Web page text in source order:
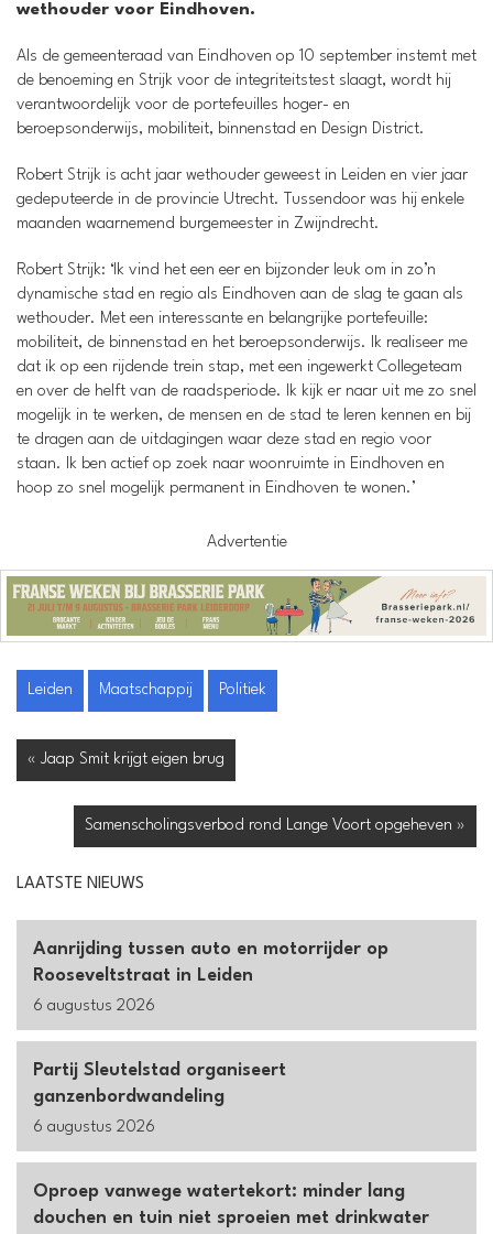
wethouder voor Eindhoven.
Als de gemeenteraad van Eindhoven op 10 september instemt met
de benoeming en Strijk voor de integriteitstest slaagt, wordt hij
verantwoordelijk voor de portefeuilles hoger- en
beroepsonderwijs, mobiliteit, binnenstad en Design District.
Robert Strijk is acht jaar wethouder geweest in Leiden en vier jaar
gedeputeerde in de provincie Utrecht. Tussendoor was hij enkele
maanden waarnemend burgemeester in Zwijndrecht.
Robert Strijk: ‘Ik vind het een eer en bijzonder leuk om in zo’n
dynamische stad en regio als Eindhoven aan de slag te gaan als
wethouder. Met een interessante en belangrijke portefeuille:
mobiliteit, de binnenstad en het beroepsonderwijs. Ik realiseer me
dat ik op een rijdende trein stap, met een ingewerkt Collegeteam
en over de helft van de raadsperiode. Ik kijk er naar uit me zo snel
mogelijk in te werken, de mensen en de stad te leren kennen en bij
te dragen aan de uitdagingen waar deze stad en regio voor
staan. Ik ben actief op zoek naar woonruimte in Eindhoven en
hoop zo snel mogelijk permanent in Eindhoven te wonen.’
Advertentie
Leiden Maatschappij Politiek
« Jaap Smit krijgt eigen brug
Samenscholingsverbod rond Lange Voort opgeheven »
LAATSTE NIEUWS
Aanrijding tussen auto en motorrijder op
Rooseveltstraat in Leiden
6 augustus 2026
Partij Sleutelstad organiseert
ganzenbordwandeling
6 augustus 2026
Oproep vanwege watertekort: minder lang
douchen en tuin niet sproeien met drinkwater